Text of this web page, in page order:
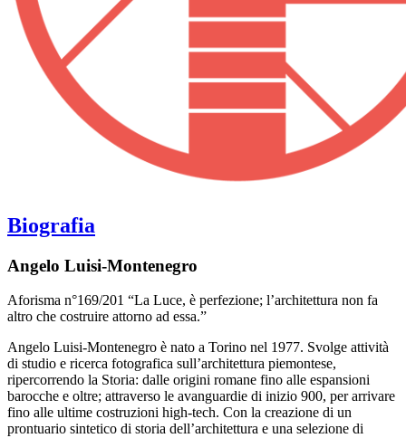
Biografia
Angelo Luisi-Montenegro
Aforisma n°169/201 “La Luce, è perfezione; l’architettura non fa
altro che costruire attorno ad essa.”
Angelo Luisi-Montenegro è nato a Torino nel 1977. Svolge attività
di studio e ricerca fotografica sull’architettura piemontese,
ripercorrendo la Storia: dalle origini romane fino alle espansioni
barocche e oltre; attraverso le avanguardie di inizio 900, per arrivare
fino alle ultime costruzioni high-tech. Con la creazione di un
prontuario sintetico di storia dell’architettura e una selezione di